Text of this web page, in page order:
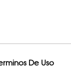
De Uso